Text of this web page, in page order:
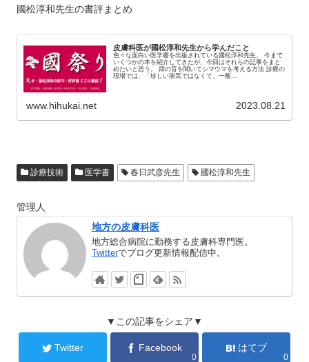
國松淳和先生の書評まとめ
皮膚科医が國松淳和先生から学んだこと
色々な面白い医学書を出版されている國松淳和先生。 今まで
いくつかの本を紹介してきたが、今回はそれらの記事をまと
めたいと思う。 蹄の音を聞いてシマウマを考える方法 診療の
現場では、「珍しい病気ではなくて、一般...
www.hihukai.net 2023.08.21
診療技術 医学書 春日武彦先生 國松淳和先生
管理人
地方の皮膚科医
地方総合病院に勤務する皮膚科専門医。
Twitterでブログ更新情報配信中。
▼この記事をシェア▼
Twitter Facebook
0
はてブ
0